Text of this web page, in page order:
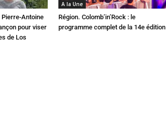
Antoine
pour viser
de Los
A la Une
Région. Colomb’in’Rock : le
programme complet de la 14e édition